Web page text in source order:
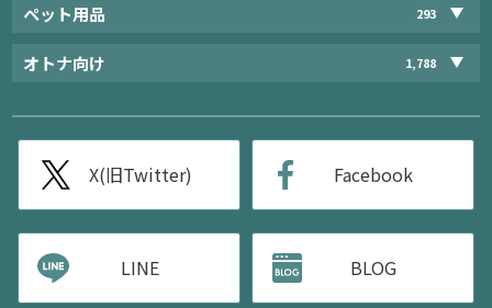
ペット用品 293
オトナ向け 1,788
X(旧Twitter) Facebook
LINE BLOG